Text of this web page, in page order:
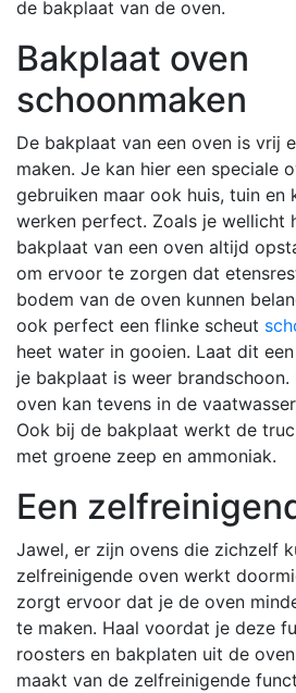
de bakplaat van de oven.
Bakplaat oven
schoonmaken
De bakplaat van een oven is vrij
maken. Je kan hier een speciale
gebruiken maar ook huis, tuin en
werken perfect. Zoals je wellicht
bakplaat van een oven altijd
om ervoor te zorgen dat
bodem van de oven kunnen
ook perfect een flinke scheut
heet water in gooien. Laat dit
je bakplaat is weer
oven kan tevens in de
Ook bij de bakplaat werkt de
met groene zeep en ammoniak.
Een
Jawel, er zijn ovens die zichzelf
zelfreinigende oven werkt
zorgt ervoor dat je de oven
te maken. Haal voordat je deze
roosters en bakplaten uit de
maakt van de zelfreinigende